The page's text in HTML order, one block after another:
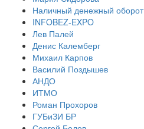
Наличный денежный оборот
INFOBEZ-EXPO
Лев Палей
Денис Калемберг
Михаил Карпов
Василий Поздышев
АНДО
ИТМО
Роман Прохоров
ГУБиЗИ БР